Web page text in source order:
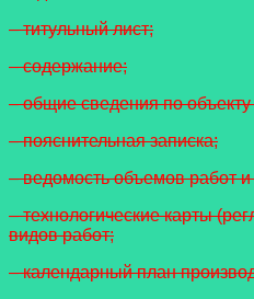
– титульный лист;
– содержание;
– общие сведения по
– пояснительная записка;
– ведомость объемов работ и
– технологические карты
видов работ;
– календарный план